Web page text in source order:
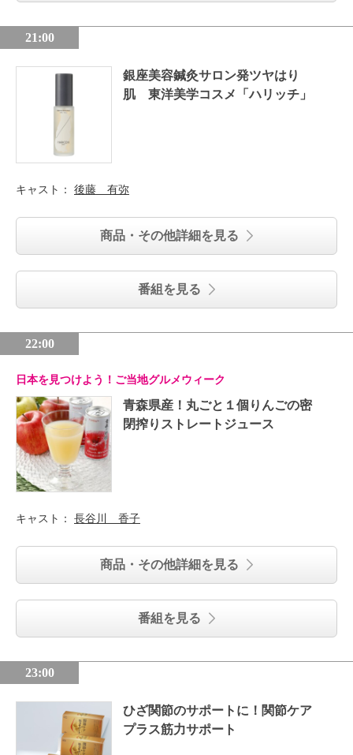
21:00
銀座美容鍼灸サロン発ツヤはり
肌 東洋美学コスメ「ハリッチ」
キャスト： 後藤 有弥
商品・その他詳細を見る
番組を見る
22:00
日本を見つけよう！ご当地グルメウィーク
青森県産！丸ごと１個りんごの密
閉搾りストレートジュース
キャスト： 長谷川 香子
商品・その他詳細を見る
番組を見る
23:00
ひざ関節のサポートに！関節ケア
プラス筋力サポート